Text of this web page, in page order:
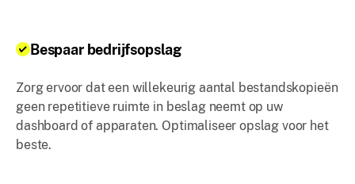
Bespaar bedrijfsopslag
Zorg ervoor dat een willekeurig aantal bestandskopieën
geen repetitieve ruimte in beslag neemt op uw
dashboard of apparaten. Optimaliseer opslag voor het
beste.